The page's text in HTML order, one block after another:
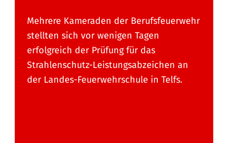
Mehrere Kameraden der Berufsfeuerwehr
stellten sich vor wenigen Tagen
erfolgreich der Prüfung für das
Strahlenschutz-Leistungsabzeichen an
der Landes-Feuerwehrschule in Telfs.